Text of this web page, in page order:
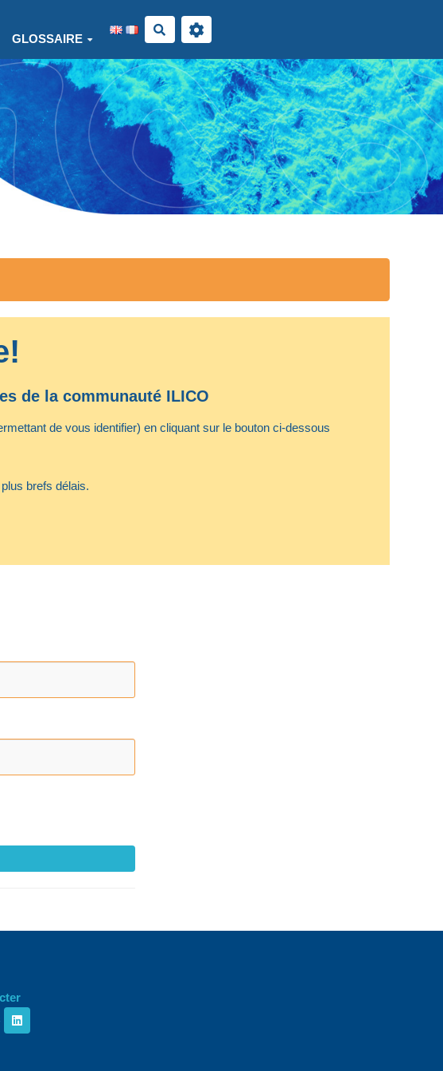
GLOSSAIRE
Rechercher
de la communauté ILICO
de vous identifier) en cliquant sur le bouton ci-dessous
brefs délais.